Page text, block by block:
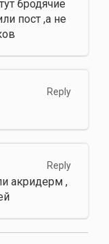
бродячие
пост ,а не
Reply
Reply
акридерм ,